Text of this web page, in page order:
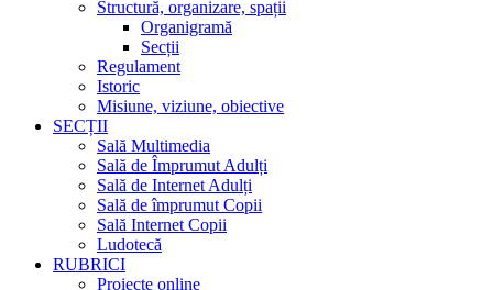
Structură, organizare, spații
Organigramă
Secții
Regulament
Istoric
Misiune, viziune, obiective
SECȚII
Sală Multimedia
Sală de Împrumut Adulți
Sală de Internet Adulți
Sală de împrumut Copii
Sală Internet Copii
Ludotecă
RUBRICI
Proiecte online